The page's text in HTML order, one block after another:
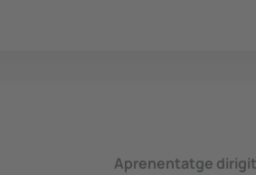
Aprenentatge dirigit